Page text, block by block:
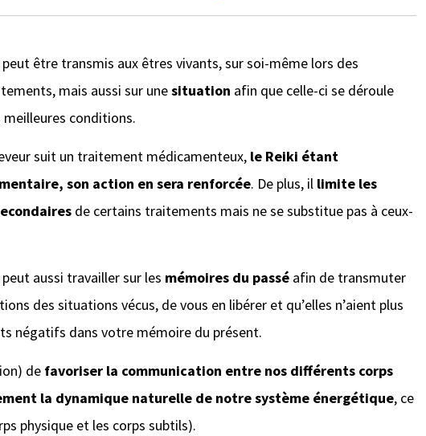
peut être transmis aux êtres vivants, sur soi-même lors des
mais aussi sur unesituation afin que celle-ci se déroule
meilleures conditions.
suit un traitement médicamenteux, le Reiki étant
son action en sera renforcée. De plus, illimite les
de certains traitements mais ne se substitue pas à ceux-
peut aussi travailler sur les mémoires du passéafin de transmuter
des situations vécus, de vous en libérer et qu’elles n’aient plus
négatifs dans votre mémoire du présent.
de favoriser la communication entre nos différents corps
la dynamique naturelle de notre système énergétique, ce
physique et les corps subtils).